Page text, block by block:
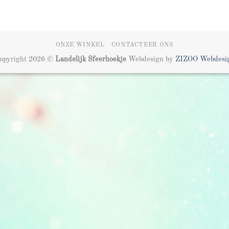
ONZE WINKEL CONTACTEER ONS
2026 © Landelijk SfeerhoekjeWebdesign by ZIZOO